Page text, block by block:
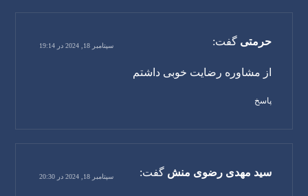
حرمتی گفت: سپتامبر 18, 2024 در 19:14
از مشاوره رضایت خوبی داشتم
پاسخ
سید مهدی رضوی منش گفت: سپتامبر 18, 2024 در 20:30